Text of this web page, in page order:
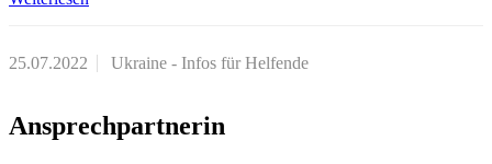
25.07.2022 Ukraine - Infos für Helfende
Ansprechpartnerin